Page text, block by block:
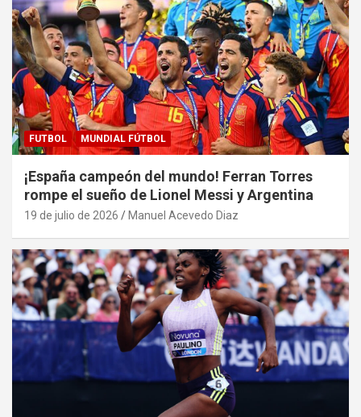
FUTBOL MUNDIAL FÚTBOL
¡España campeón del mundo! Ferran Torres
rompe el sueño de Lionel Messi y Argentina
19 de julio de 2026 Manuel Acevedo Diaz